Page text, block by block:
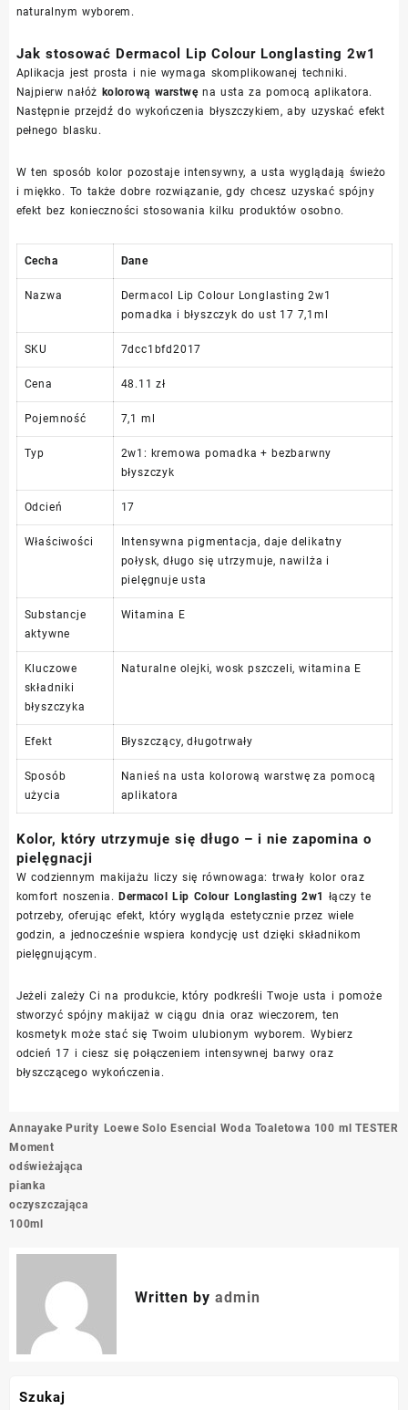
naturalnym wyborem.
Jak stosować Dermacol Lip Colour Longlasting 2w1
Aplikacja jest prosta i nie wymaga skomplikowanej techniki.
Najpierw nałóż kolorową warstwęna usta za pomocą aplikatora.
Następnie przejdź do wykończenia błyszczykiem, aby uzyskać efekt
pełnego blasku.
W ten sposób kolor pozostaje intensywny, a usta wyglądają świeżo
i miękko. To także dobre rozwiązanie, gdy chcesz uzyskać spójny
efekt bez konieczności stosowania kilku produktów osobno.
Cecha Dane
Nazwa
Dermacol Lip Colour Longlasting 2w1
pomadka i błyszczyk do ust 17 7,1ml
SKU 7dcc1bfd2017
Cena 48.11 zł
Pojemność 7,1 ml
Typ
2w1: kremowa pomadka + bezbarwny
błyszczyk
Odcień 17
Właściwości
Intensywna pigmentacja, daje delikatny
połysk, długo się utrzymuje, nawilża i
pielęgnuje usta
Substancje
aktywne
Witamina E
Kluczowe
składniki
błyszczyka
Naturalne olejki, wosk pszczeli, witamina E
Efekt Błyszczący, długotrwały
Sposób
użycia
Nanieś na usta kolorową warstwę za pomocą
aplikatora
Kolor, który utrzymuje się długo – i nie zapomina o
pielęgnacji
W codziennym makijażu liczy się równowaga: trwały kolor oraz
komfort noszenia.Dermacol Lip Colour Longlasting 2w1 łączy te
potrzeby, oferując efekt, który wygląda estetycznie przez wiele
godzin, a jednocześnie wspiera kondycję ust dzięki składnikom
pielęgnującym.
Jeżeli zależy Ci na produkcie, który podkreśli Twoje usta i pomoże
stworzyć spójny makijaż w ciągu dnia oraz wieczorem, ten
kosmetyk może stać się Twoim ulubionym wyborem. Wybierz
odcień 17 i ciesz się połączeniem intensywnej barwy oraz
błyszczącego wykończenia.
Nawigacja
wpisu
Annayake Purity
Moment
odświeżająca
pianka
oczyszczająca
100ml
Loewe Solo Esencial Woda Toaletowa 100 ml TESTER
Written by admin
Szukaj